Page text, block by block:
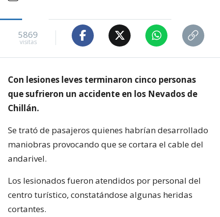
5869
visitas
Con lesiones leves terminaron cinco personas
que sufrieron un accidente en los Nevados de
Chillán.
Se trató de pasajeros quienes habrían desarrollado
maniobras provocando que se cortara el cable del
andarivel.
Los lesionados fueron atendidos por personal del
centro turístico, constatándose algunas heridas
cortantes.